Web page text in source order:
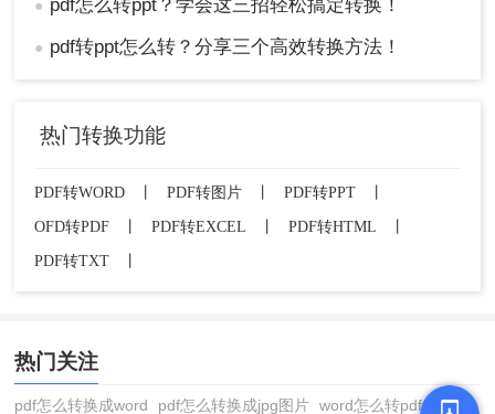
● pdf怎么转ppt？学会这三招轻松搞定转换！
● pdf转ppt怎么转？分享三个高效转换方法！
热门转换功能
PDF转WORD PDF转图片 PDF转PPT
OFD转PDF
PDF转EXCEL PDF转HTML
PDF转TXT
热门关注
pdf怎么转换成word pdf怎么转换成jpg图片 word怎么转pdf